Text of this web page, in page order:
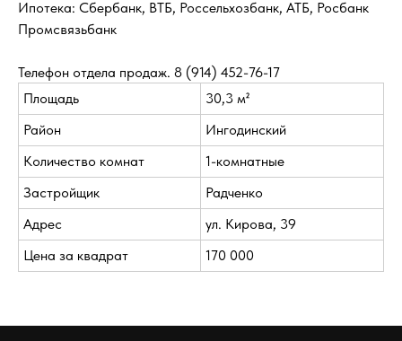
Ипотека: Сбербанк, ВТБ, Россельхозбанк, АТБ, Росбанк
Промсвязьбанк
Телефон отдела продаж. 8 (914) 452-76-17
Площадь
30,3 м²
Район
Ингодинский
Количество комнат
1-комнатные
Застройщик
Радченко
Адрес
ул. Кирова, 39
Цена за квадрат
170 000